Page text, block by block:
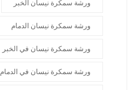
ورشة سمكرة نيسان الخبر
ورشة سمكرة نيسان الدمام
ورشة سمكرة نيسان في الخبر
ورشة سمكرة نيسان في الدمام